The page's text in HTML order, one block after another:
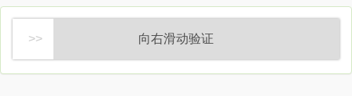
向右滑动验证